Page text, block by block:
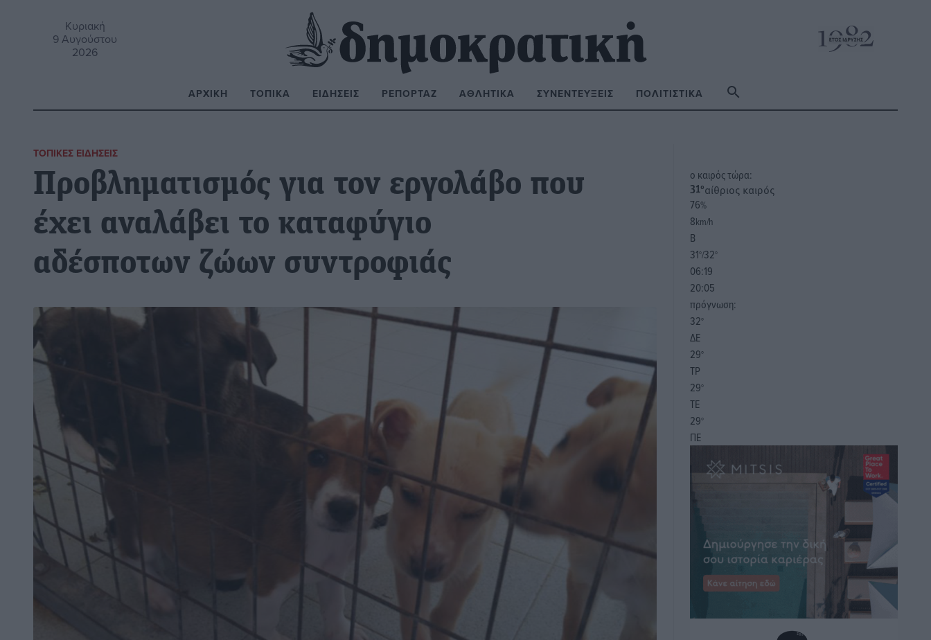
Κυριακή
9 Αυγούστου
2026
ΑΡΧΙΚΉ ΤΟΠΙΚΆ ΕΙΔΉΣΕΙΣ ΡΕΠΟΡΤΆΖ ΑΘΛΗΤΙΚΆ ΣΥΝΕΝΤΕΎΞΕΙΣ ΠΟΛΙΤΙΣΤΙΚΆ
ΤΟΠΙΚΈΣ ΕΙΔΉΣΕΙΣ
Προβληματισμός για τον εργολάβο που
έχει αναλάβει το καταφύγιο
αδέσποτων ζώων συντροφιάς
o καιρός τώρα:
31°αίθριος καιρός
76%
8km/h
Β
31°/32°
06:19
20:05
πρόγνωση:
32°
ΔΕ
29°
ΤΡ
29°
ΤΕ
29°
ΠΕ